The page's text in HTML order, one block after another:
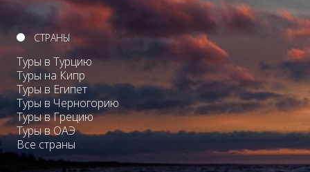
СТРАНЫ
Туры в Турцию
Туры на Кипр
Туры в Египет
Туры в Черногорию
Туры в Грецию
Туры в ОАЭ
Все страны